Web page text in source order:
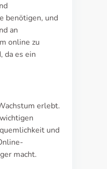
benötigen, und
an
online zu
da es ein
erlebt.
und
macht.